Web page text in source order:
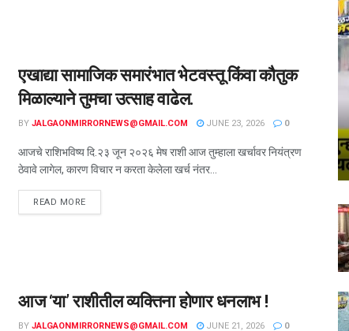
एखाद्या सामाजिक समारंभात भेटवस्तू किंवा कौतुक
मिळाल्याने तुमचा उत्साह वाढेल.
BY JALGAONMIRRORNEWS@GMAIL.COM JUNE 23, 2026 0
आजचे राशिभविष्य दि.२३ जून २०२६ मेष राशी आज तुम्हाला खर्चावर नियंत्रण
ठेवावे लागेल, कारण विचार न करता केलेला खर्च नंतर...
READ MORE
आज ‘या’ राशीतील व्यक्तिना होणार धनलाभ !
BY JALGAONMIRRORNEWS@GMAIL.COM JUNE 21, 2026 0